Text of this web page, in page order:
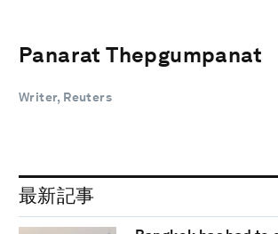
Panarat Thepgumpanat
Writer, Reuters
最新記事